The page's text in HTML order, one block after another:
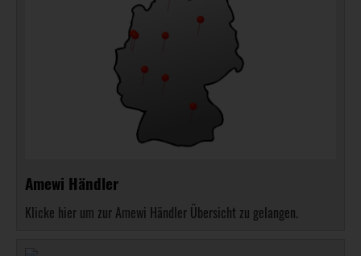
Amewi Händler
Klicke hier um zur Amewi Händler Übersicht zu gelangen.